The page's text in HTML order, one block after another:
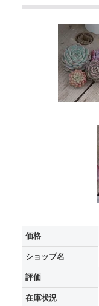
価格
ショップ名
評価
在庫状況